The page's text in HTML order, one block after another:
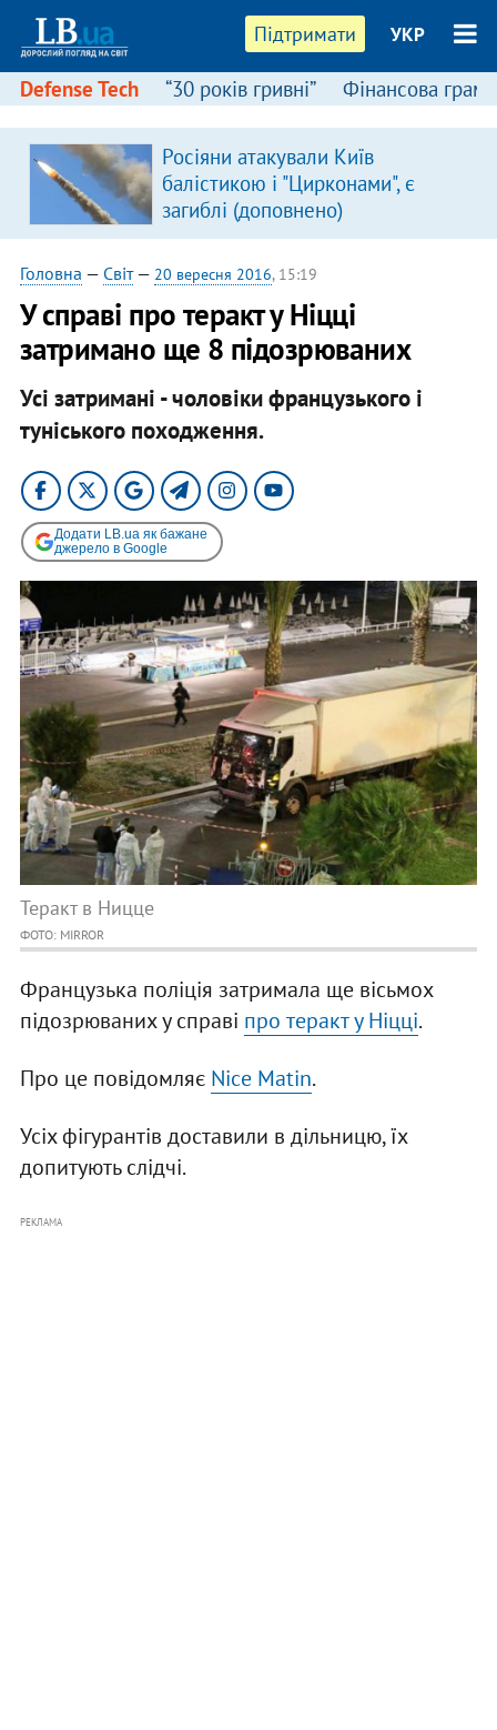
Підтримати УКР
Defense Tech “30 років гривні” Фінансова
Росіяни атакували Київ
балістикою і "Цирконами", є
загиблі (доповнено)
Головна — Світ— 20 вересня 2016, 15:19
У справі про теракт у Ніцці
затримано ще 8 підозрюваних
Усі затримані - чоловіки французького і
туніського походження.
Додати LB.ua як бажане
джерело в Google
Теракт в Ницце
ФОТО: MIRROR
Французька поліція затримала ще вісьмох
підозрюваних у справі про теракт у Ніцці.
Про це повідомляє Nice Matin.
Усіх фігурантів доставили в дільницю, їх
допитують слідчі.
РЕКЛАМА